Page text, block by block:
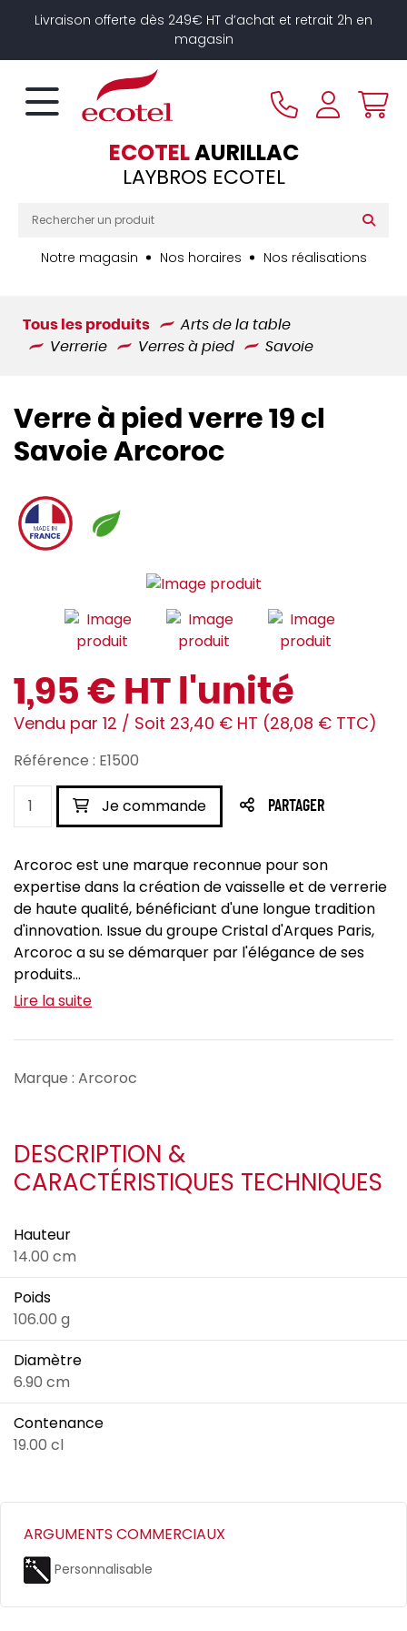
Livraison offerte dès 249€ HT d’achat et retrait 2h en
magasin
ECOTELAURILLAC
LAYBROS ECOTEL
Notre magasin Nos horaires Nos réalisations
Tous les produits
Arts de la table
Verrerie
Verres à pied Savoie
Verre à pied verre 19 cl
Savoie Arcoroc
1,95 € HT l'unité
Vendu par 12 / Soit 23,40 € HT (28,08 € TTC)
Référence : E1500
Je commande PARTAGER
Arcoroc est une marque reconnue pour son
expertise dans la création de vaisselle et de verrerie
de haute qualité, bénéficiant d'une longue tradition
d'innovation. Issue du groupe Cristal d'Arques Paris,
Arcoroc a su se démarquer par l'élégance de ses
produits...
Lire la suite
Marque : Arcoroc
DESCRIPTION &
CARACTÉRISTIQUES TECHNIQUES
Hauteur
14.00 cm
Poids
106.00 g
Diamètre
6.90 cm
Contenance
19.00 cl
ARGUMENTS COMMERCIAUX
Personnalisable
Panneau de gestion des cookies